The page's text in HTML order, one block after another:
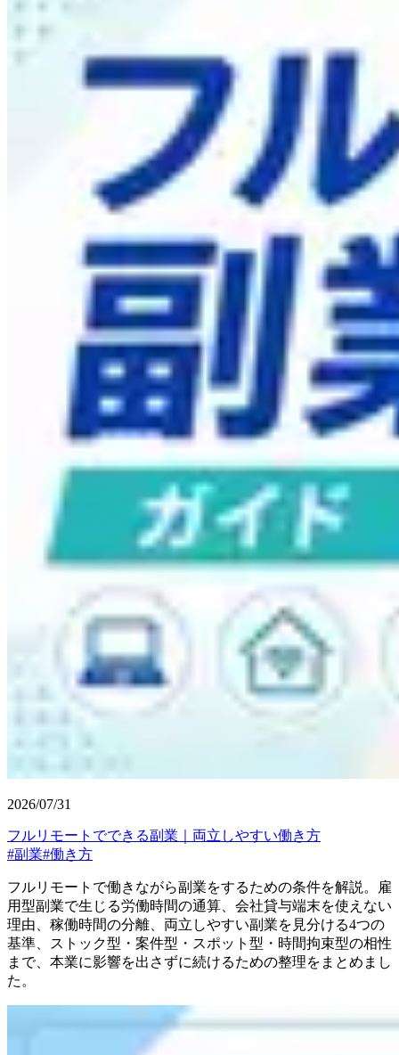
2026/07/31
フルリモートでできる副業｜両立しやすい働き方
#副業#働き方
フルリモートで働きながら副業をするための条件を解説。雇
用型副業で生じる労働時間の通算、会社貸与端末を使えない
理由、稼働時間の分離、両立しやすい副業を見分ける4つの
基準、ストック型・案件型・スポット型・時間拘束型の相性
まで、本業に影響を出さずに続けるための整理をまとめまし
た。